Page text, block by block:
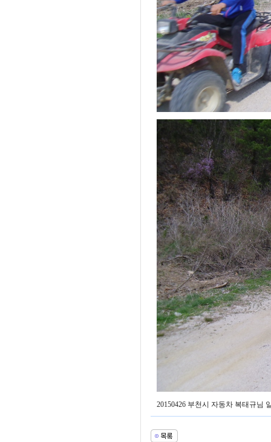
20150426 부천시 자동차 복태규님